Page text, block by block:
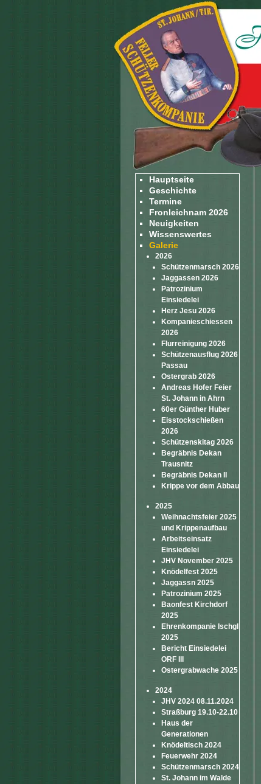
Hauptseite
Geschichte
Termine
Fronleichnam 2026
Neuigkeiten
Wissenswertes
Galerie
2026
Schützenmarsch 2026
Jaggassen 2026
Patrozinium
Einsiedelei
Herz Jesu 2026
Kompanieschiessen
2026
Flurreinigung 2026
Schützenausflug 2026
Passau
Ostergrab 2026
Andreas Hofer Feier
St. Johann in Ahrn
60er Günther Huber
Eisstockschießen
2026
Schützenskitag 2026
Begräbnis Dekan
Trausnitz
Begräbnis Dekan II
Krippe vor dem Abbau
2025
Weihnachtsfeier 2025
und Krippenaufbau
Arbeitseinsatz
Einsiedelei
JHV November 2025
Knödelfest 2025
Jaggassn 2025
Patrozinium 2025
Baonfest Kirchdorf
2025
Ehrenkompanie Ischgl
2025
Bericht Einsiedelei
ORF III
Ostergrabwache 2025
2024
JHV 2024 08.11.2024
Straßburg 19.10-22.10
Haus der
Generationen
Knödeltisch 2024
Feuerwehr 2024
Schützenmarsch 2024
St. Johann im Walde